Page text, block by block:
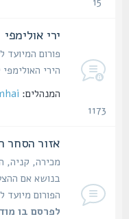
ירי אולימפי
פורום המיועד
הירי האולימפי
המנהלים:
אזור הסחר
מכירה, קניה,
בנושא אם ההצעה
הפורום מיועד
לפרסם בו